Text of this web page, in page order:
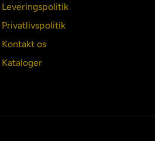
Leveringspolitik
Privatlivspolitik
Kontakt os
Kataloger